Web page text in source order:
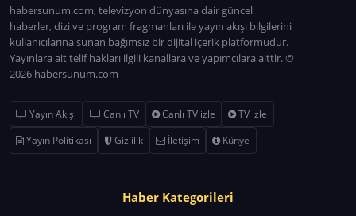
habersunum.com, televizyon dünyasına dair güncel
haberler, dizi ve program fragmanları ile yayın akışı bilgilerini
kullanıcılarına sunan bağımsız bir dijital içerik platformudur.
Yayınlara ait telif hakları ilgili kanallara ve yapımcılara aittir. ©
2026 habersunum.com
Yayın Akışı Canlı TV Canlı TV izle
TV izle
Yayın Politikası
Gizlilik İletişim Künye
Haber Kategorileri